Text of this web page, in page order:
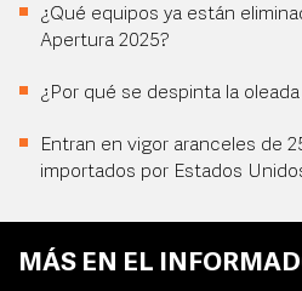
¿Qué equipos ya están
Apertura 2025?
¿Por qué se despinta la
Entran en vigor aranceles de
importados por Estados
MÁS EN EL